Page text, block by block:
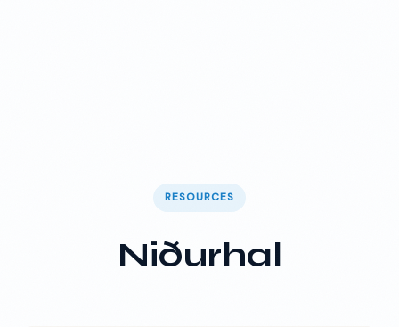
RESOURCES
Niðurhal